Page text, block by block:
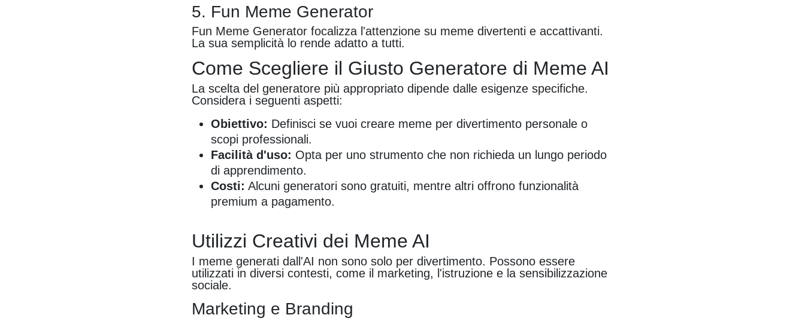
5. Fun Meme Generator
Fun Meme Generator focalizza l'attenzione su meme divertenti e accattivanti.
La sua semplicità lo rende adatto a tutti.
Come Scegliere il Giusto Generatore di Meme AI
La scelta del generatore più appropriato dipende dalle esigenze specifiche.
Considera i seguenti aspetti:
Obiettivo: Definisci se vuoi creare meme per divertimento personale o
scopi professionali.
Facilità d'uso: Opta per uno strumento che non richieda un lungo periodo
di apprendimento.
Costi: Alcuni generatori sono gratuiti, mentre altri offrono funzionalità
premium a pagamento.
Utilizzi Creativi dei Meme AI
I meme generati dall'AI non sono solo per divertimento. Possono essere
utilizzati in diversi contesti, come il marketing, l'istruzione e la sensibilizzazione
sociale.
Marketing e Branding